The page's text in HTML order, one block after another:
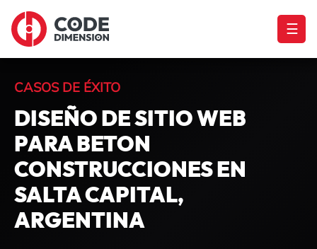
☰
CASOS DE ÉXITO
DISEÑO DE SITIO WEB
PARA BETON
CONSTRUCCIONES EN
SALTA CAPITAL,
ARGENTINA